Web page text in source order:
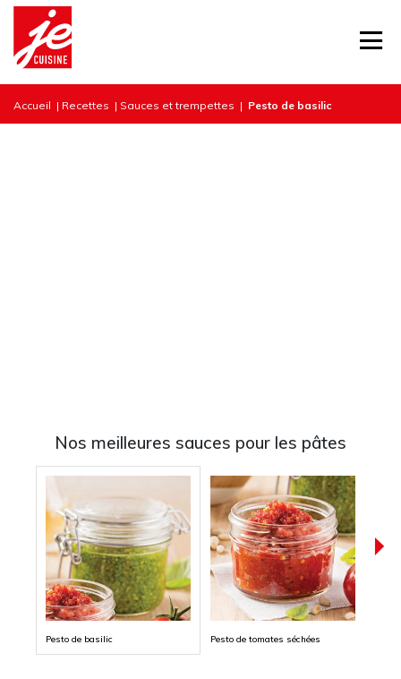
Accueil | Recettes | Sauces et trempettes | Pesto de basilic
Nos meilleures sauces pour les pâtes
Pesto de basilic Pesto de tomates séchées